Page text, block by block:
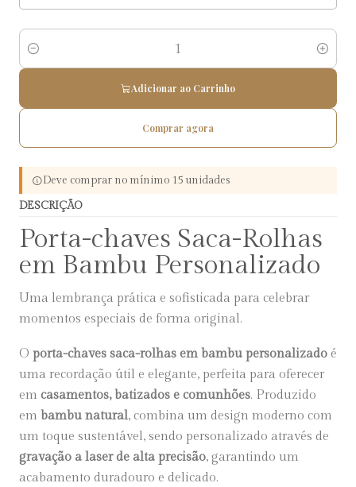
Quantidade
Adicionar ao Carrinho
Comprar agora
Deve comprar no mínimo 15 unidades
DESCRIÇÃO
Porta-chaves Saca-Rolhas
em Bambu Personalizado
Uma lembrança prática e sofisticada para celebrar
momentos especiais de forma original.
O porta-chaves saca-rolhas em bambu personalizado é
uma recordação útil e elegante, perfeita para oferecer
em casamentos, batizados e comunhões. Produzido
em bambu natural, combina um design moderno com
um toque sustentável, sendo personalizado através de
gravação a laser de alta precisão, garantindo um
acabamento duradouro e delicado.